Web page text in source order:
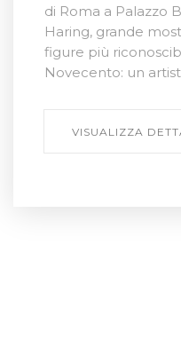
di Roma a Palazzo
Haring, grande
figure più
Novecento: un
VISUALIZZA